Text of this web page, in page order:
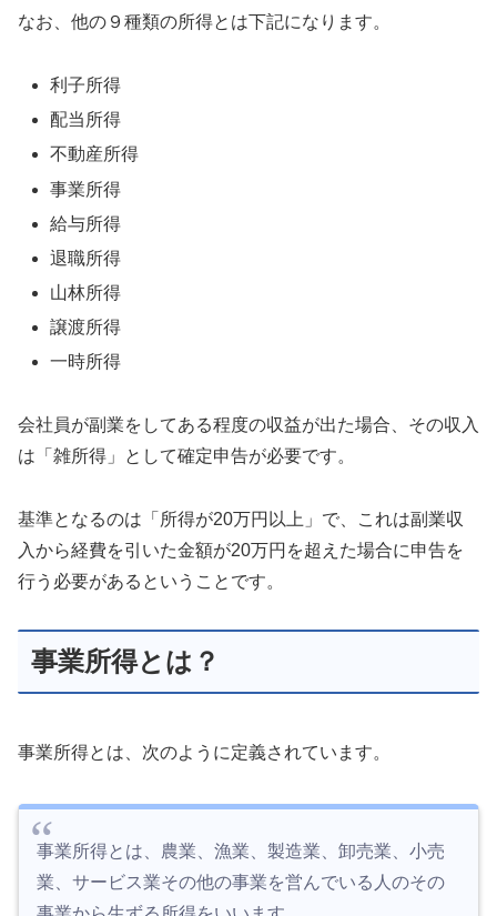
なお、他の９種類の所得とは下記になります。
利子所得
配当所得
不動産所得
事業所得
給与所得
退職所得
山林所得
譲渡所得
一時所得
会社員が副業をしてある程度の収益が出た場合、その収入
は「雑所得」として確定申告が必要です。
基準となるのは「所得が20万円以上」で、これは副業収
入から経費を引いた金額が20万円を超えた場合に申告を
行う必要があるということです。
事業所得とは？
事業所得とは、次のように定義されています。
事業所得とは、農業、漁業、製造業、卸売業、小売
業、サービス業その他の事業を営んでいる人のその